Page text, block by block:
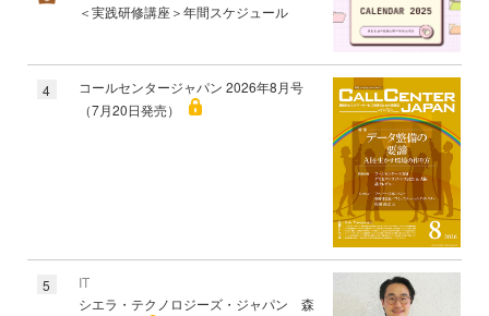
＜実践研修講座＞年間スケジュール
4
コールセンタージャパン 2026年8月号
（7月20日発売）
5
IT
シエラ・テクノロジーズ・ジャパン 森